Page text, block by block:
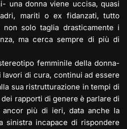
una donna viene uccisa, quasi
mariti o ex fidanzati, tutto
solo taglia drasticamente i
ma cerca sempre di più di
femminile della donna-
di cura, continui ad essere
sua ristrutturazione in tempi di
rapporti di genere è parlare di
più di ieri, data anche la
sinistra incapace di rispondere